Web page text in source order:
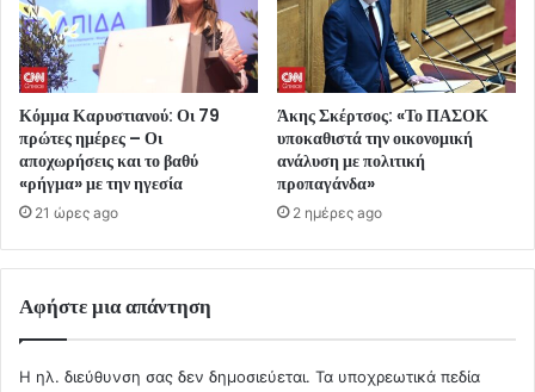
Κόμμα Καρυστιανού: Οι 79
πρώτες ημέρες – Οι
αποχωρήσεις και το βαθύ
«ρήγμα» με την ηγεσία
21 ώρες ago
Άκης Σκέρτσος: «Το ΠΑΣΟΚ
υποκαθιστά την οικονομική
ανάλυση με πολιτική
προπαγάνδα»
2 ημέρες ago
Αφήστε μια απάντηση
Η ηλ. διεύθυνση σας δεν δημοσιεύεται. Τα υποχρεωτικά πεδία